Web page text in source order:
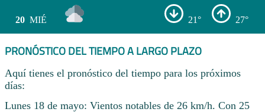
20 MIÉ 21° 27°
PRONÓSTICO DEL TIEMPO A LARGO PLAZO
Aquí tienes el pronóstico del tiempo para los próximos
días:
Lunes 18 de mayo: Vientos notables de 26 km/h. Con 25